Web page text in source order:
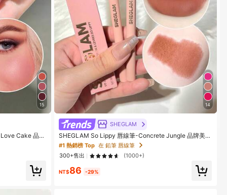
15
Cake 品牌
14
SHEGLAM
SHEGLAM So Lippy 唇線筆-Concrete Jungle 品牌美妝
化妝品 適合女士與女孩
#1 熱銷榜 Top 在 鉛筆 唇線筆
300+售出
(1000+)
NT$86 -29%